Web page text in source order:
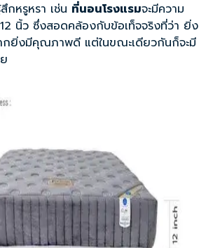
กหรูหรา เช่น ที่นอนโรงแรมจะมีความ
นิ้ว ซึ่งสอดคล้องกับข้อเท็จจริงที่ว่า ยิ่ง
กยิ่งมีคุณภาพดี แต่ในขณะเดียวกันก็จะมี